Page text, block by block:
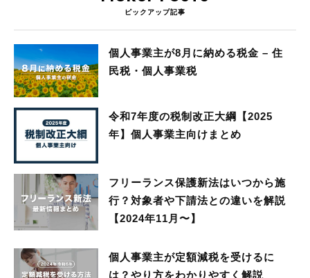
ピックアップ記事
個人事業主が8月に納める税金 – 住
民税・個人事業税
令和7年度の税制改正大綱【2025
年】個人事業主向けまとめ
フリーランス保護新法はいつから施
行？対象者や下請法との違いを解説
【2024年11月〜】
個人事業主が定額減税を受けるに
は？やり方をわかりやすく解説